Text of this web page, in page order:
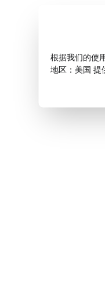
根据我们的使
地区：美国 提